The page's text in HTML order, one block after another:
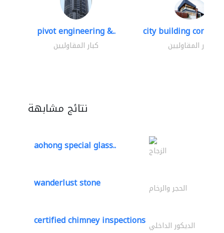
pivot engineering &..
كبار المقاوليين
city building
كبار المقاوليين
نتائج مشابهة
aohong special glass.. الزجاج
wanderlust stone الحجر والرخام
certified chimney inspections الديكور الداخلي